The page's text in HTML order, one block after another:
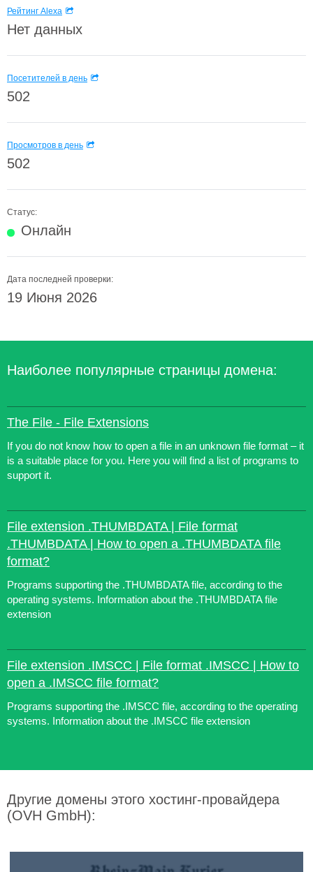
Рейтинг Alexa
Нет данных
Посетителей в день
502
Просмотров в день
502
Статус:
Онлайн
Дата последней проверки:
19 Июня 2026
Наиболее популярные страницы домена:
The File - File Extensions
If you do not know how to open a file in an unknown file format – it
is a suitable place for you. Here you will find a list of programs to
support it.
File extension .THUMBDATA | File format
.THUMBDATA | How to open a .THUMBDATA file
format?
Programs supporting the .THUMBDATA file, according to the
operating systems. Information about the .THUMBDATA file
extension
File extension .IMSCC | File format .IMSCC | How to
open a .IMSCC file format?
Programs supporting the .IMSCC file, according to the operating
systems. Information about the .IMSCC file extension
Другие домены этого хостинг-провайдера
(OVH GmbH):